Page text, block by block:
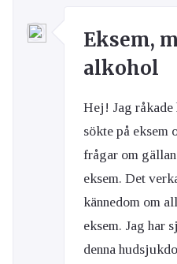
Eksem,
alkohol
Hej! Jag råkade
sökte på eksem
frågar om
eksem. Det
kännedom om
eksem. Jag har
denna